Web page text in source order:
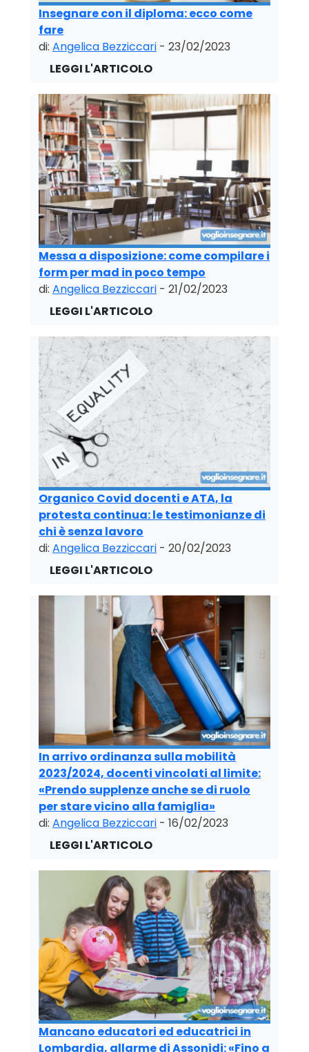
Insegnare con il diploma: ecco come
fare
di: Angelica Bezziccari - 23/02/2023
Messa a disposizione: come compilare i
form per mad in poco tempo
di: Angelica Bezziccari - 21/02/2023
Organico Covid docenti e ATA, la
protesta continua: le testimonianze di
chi è senza lavoro
di: Angelica Bezziccari - 20/02/2023
In arrivo ordinanza sulla mobilità
2023/2024, docenti vincolati al limite:
«Prendo supplenze anche se di ruolo
per stare vicino alla famiglia»
di: Angelica Bezziccari - 16/02/2023
Mancano educatori ed educatrici in
Lombardia, allarme di Assonidi: «Fino a